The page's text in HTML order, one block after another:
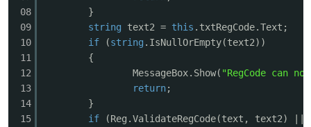
08
09
10
11
12
13
14
15
}
string
text2 = this .txtRegCode.Text;
if
(string .IsNullOrEmpty(text2))
{
MessageBox.Show( "RegCode can
return;
}
if
(Reg.ValidateRegCode(text, text2)